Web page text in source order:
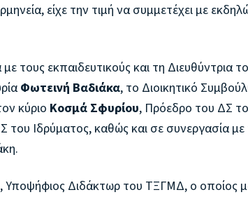
είχε την τιμή να συμμετέχει με
τους εκπαιδευτικούς και τη Διευθύντρια
Φωτεινή Βαδιάκα, το Διοικητικό
κύριο Κοσμά Σφυρίου, Πρόεδρο του ΔΣ
του Ιδρύματος, καθώς και σε συνεργασία
, Υποψήφιος Διδάκτωρ του ΤΞΓΜΔ, ο οποίος